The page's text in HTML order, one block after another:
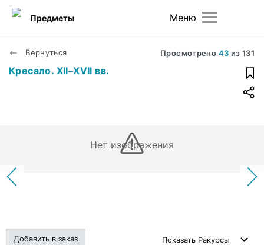
Меню
Предметы
Вернуться Просмотрено 43 из 131
Кресало. XII–XVII вв.
Нет изображения
Добавить в заказ Показать Ракурсы